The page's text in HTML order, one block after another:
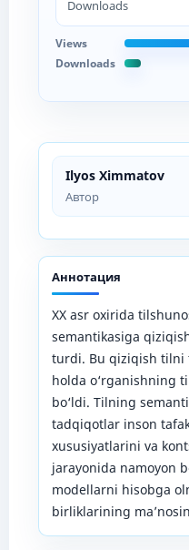
Ilyos Ximmatov
Автор
Аннотация
XX asr oxirida
semantikasiga
turdi. Bu qiziqish tilni
holda o‘rganishning
bo‘ldi. Tilning
tadqiqotlar inson
xususiyatlarini va
jarayonida namoyon
modellarni hisobga
birliklarining
Downloads
Views
Downloads